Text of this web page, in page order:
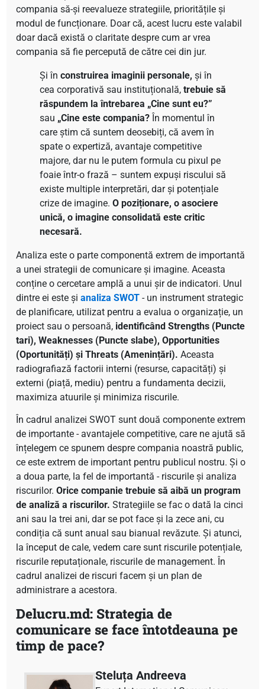
compania să-și reevalueze strategiile, prioritățile și
modul de funcționare. Doar că, acest lucru este valabil
doar dacă există o claritate despre cum ar vrea
compania să fie percepută de către cei din jur.
Și în construirea imaginii personale, și în
cea corporativă sau instituțională,trebuie să
răspundem la întrebarea „Cine sunt eu?”
sau „Cine este compania? În momentul în
care știm că suntem deosebiți, că avem în
spate o expertiză, avantaje competitive
majore, dar nu le putem formula cu pixul pe
foaie într-o frază – suntem expuși riscului să
existe multiple interpretări, dar și potențiale
crize de imagine. O poziționare, o asociere
unică, o imagine consolidată este critic
necesară.
Analiza este o parte componentă extrem de importantă
a unei strategii de comunicare și imagine. Aceasta
conține o cercetare amplă a unui șir de indicatori. Unul
dintre ei este și analiza SWOT- un instrument strategic
de planificare, utilizat pentru a evalua o organizație, un
proiect sau o persoană, identificând Strengths (Puncte
tari), Weaknesses (Puncte slabe), Opportunities
(Oportunități) și Threats (Amenințări). Aceasta
radiografiază factorii interni (resurse, capacități) și
externi (piață, mediu) pentru a fundamenta decizii,
maximiza atuurile și minimiza riscurile.
În cadrul analizei SWOT sunt două componente extrem
de importante - avantajele competitive, care ne ajută să
înțelegem ce spunem despre compania noastră public,
ce este extrem de important pentru publicul nostru. Și o
a doua parte, la fel de importantă - riscurile și analiza
riscurilor. Orice companie trebuie să aibă un program
de analiză a riscurilor. Strategiile se fac o dată la cinci
ani sau la trei ani, dar se pot face și la zece ani, cu
condiția că sunt anual sau bianual revăzute. Și atunci,
la început de cale, vedem care sunt riscurile potențiale,
riscurile reputaționale, riscurile de management. În
cadrul analizei de riscuri facem și un plan de
administrare a acestora.
Delucru.md: Strategia de
comunicare se face întotdeauna pe
timp de pace?
Steluța Andreeva